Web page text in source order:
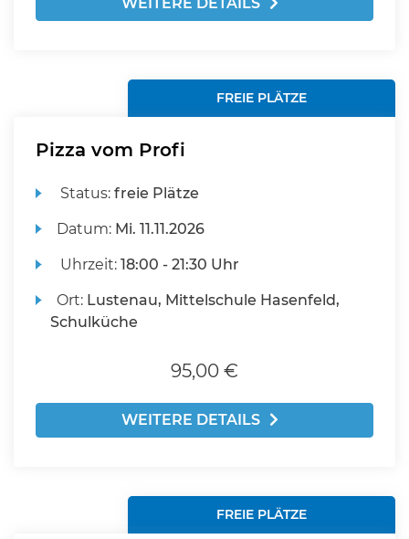
FREIE PLÄTZE
Pizza vom Profi
Status:freie Plätze
Datum: Mi. 11.11.2026
Uhrzeit:18:00 - 21:30 Uhr
Ort: Lustenau, Mittelschule Hasenfeld,
Schulküche
95,00 €
WEITERE DETAILS
FREIE PLÄTZE